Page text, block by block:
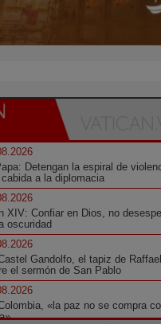
Detengan la espiral de
a la diplomacia
XIV: Confiar en Dios, no
oscuridad
Gandolfo, el tapiz de
el sermón de San Pablo
«la paz no se compra